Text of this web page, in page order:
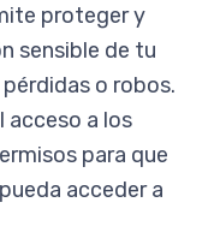
proteger y
sensible de tu
o robos.
acceso a los
para que
acceder a